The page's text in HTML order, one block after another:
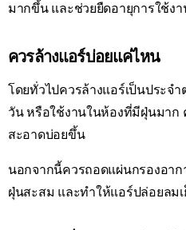
มากขึ้น และช่วยยืดอายุการใช้ง
ควรล้างแอร์บ่อยแค่ไหน
โดยทั่วไปควรล้างแอร์เป็นประจ
วัน หรือใช้งานในห้องที่มีฝุ่นมาก
สะอาดบ่อยขึ้น
นอกจากนี้ควรถอดแผ่นกรองอาก
ฝุ่นสะสม และทำให้แอร์ปล่อยลม